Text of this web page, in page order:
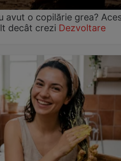
avut o copilărie grea?
decât crezi Dezvoltare